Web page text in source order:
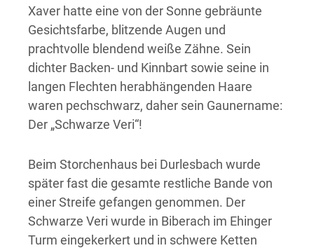
Xaver hatte eine von der Sonne gebräunte
Gesichtsfarbe, blitzende Augen und
prachtvolle blendend weiße Zähne. Sein
dichter Backen- und Kinnbart sowie seine in
langen Flechten herabhängenden Haare
waren pechschwarz, daher sein Gaunername:
Der „Schwarze Veri“!
Beim Storchenhaus bei Durlesbach wurde
später fast die gesamte restliche Bande von
einer Streife gefangen genommen. Der
Schwarze Veri wurde in Biberach im Ehinger
Turm eingekerkert und in schwere Ketten